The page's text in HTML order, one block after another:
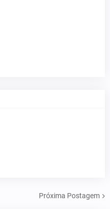
Próxima Postagem